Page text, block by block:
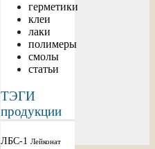
герметики
клеи
лаки
полимеры
смолы
статьи
ТЭГИ
продукции
ЛБС-1
Лейконат